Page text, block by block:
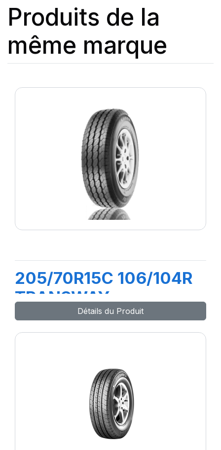
Produits de la
même marque
205/70R15C 106/104R
TRANSWAY
Détails du Produit